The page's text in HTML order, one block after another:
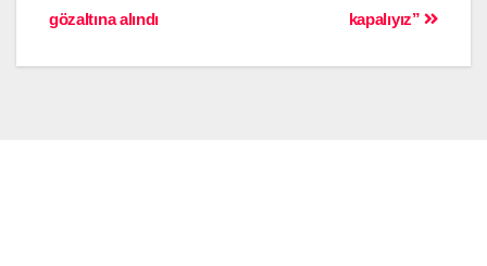
kapalıyız”
gözaltına alındı